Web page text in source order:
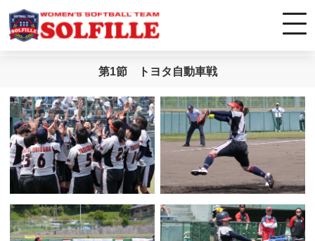
第1節 トヨタ自動車戦